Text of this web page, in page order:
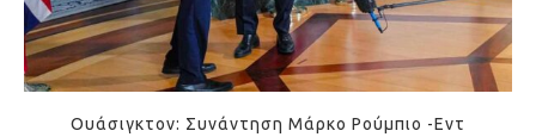
Ουάσιγκτον: Συνάντηση Μάρκο Ρούμπιο -Εντ